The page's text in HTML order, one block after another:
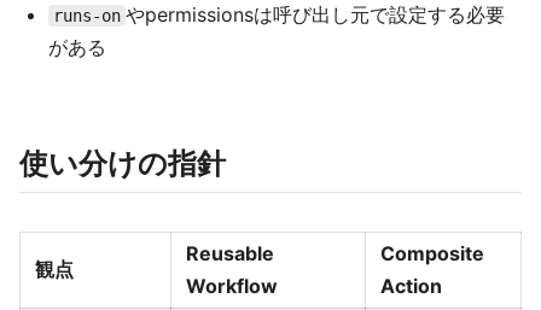
runs-on やpermissionsは呼び出し元で設定する必要
がある
使い分けの指針
観点
Reusable
Workflow
Composite
Action